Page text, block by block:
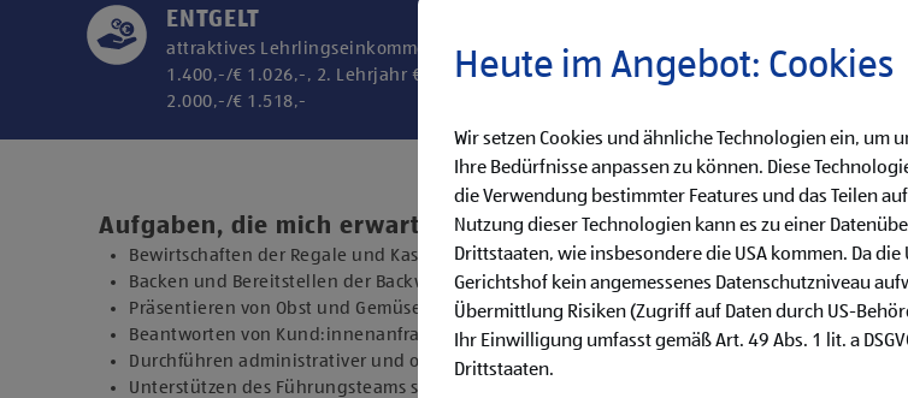
ENTGELT
attraktives Lehrlingseinkommen/Kollektivvertrag: 1. Lehrjahr €
1.400,-/€ 1.026,-, 2. Lehrjahr € 1.600,-/€ 1.200,-, 3. Lehrjahr €
2.000,-/€ 1.518,-
Aufgaben, die mich erwarten
Bewirtschaften der Regale und Kassieren der Einkäufe
Backen und Bereitstellen der Backware
Präsentieren von Obst und Gemüse sowie Durchführen von Qualitätskontrollen
Beantworten von Kund:innenanfragen
Durchführen administrativer und organisatorischer Aufgaben
Unterstützen des Führungsteams sowie Übernehmen erster Führungstätigkeiten
Heute im Angebot: Cookies
Wir setzen Cookies und ähnliche Technologien ein, um
Ihre Bedürfnisse anpassen zu können. Diese
die Verwendung bestimmter Features und das Teilen
Nutzung dieser Technologien kann es zu einer
Drittstaaten, wie insbesondere die USA kommen. Da die
Gerichtshof kein angemessenes Datenschutzniveau
Übermittlung Risiken (Zugriff auf Daten durch US-
Ihr Einwilligung umfasst gemäß Art. 49 Abs. 1 lit. a
Drittstaaten.